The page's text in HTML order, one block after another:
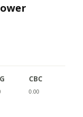
CBC
0.00